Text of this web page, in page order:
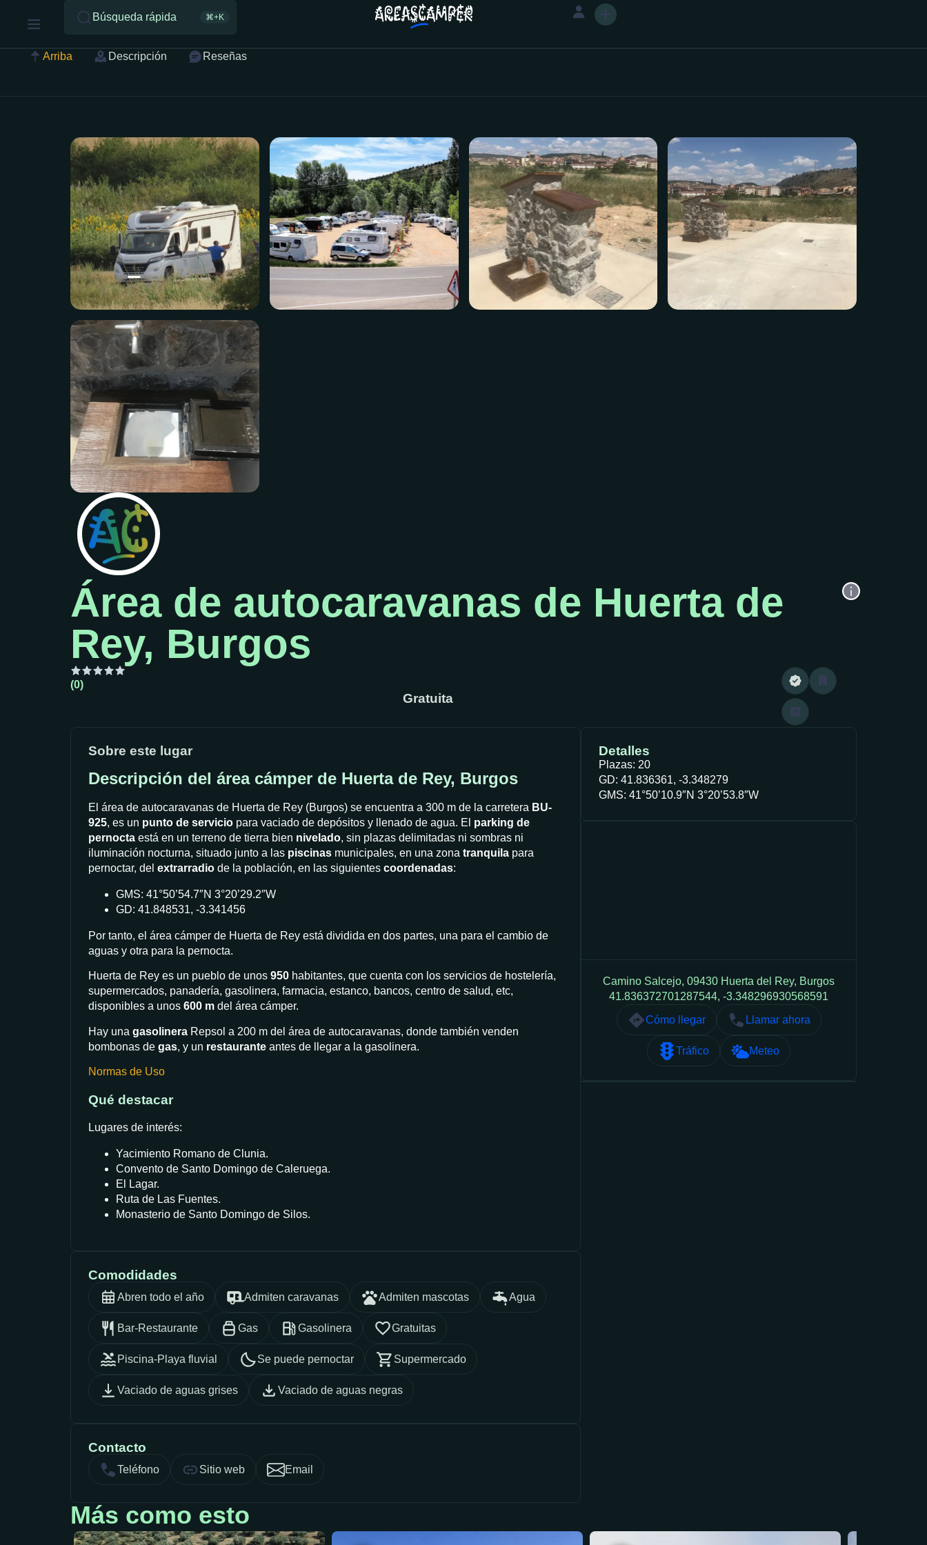
Búsqueda rápida ⌘+K
Arriba Descripción Reseñas
Área de autocaravanas de Huerta de
Rey, Burgos
(0)
Gratuita
Sobre este lugar
Descripción del área cámper de Huerta de Rey, Burgos
El área de autocaravanas de Huerta de Rey (Burgos) se encuentra a 300 m de la carretera BU-
925, es un punto de servicio para vaciado de depósitos y llenado de agua. El parking de
pernocta está en un terreno de tierra bien nivelado, sin plazas delimitadas ni sombras ni
iluminación nocturna, situado junto a las piscinas municipales, en una zona tranquila para
pernoctar, del extrarradio de la población, en las siguientes coordenadas:
GMS: 41°50’54.7″N 3°20’29.2″W
GD: 41.848531, -3.341456
Por tanto, el área cámper de Huerta de Rey está dividida en dos partes, una para el cambio de
aguas y otra para la pernocta.
Huerta de Rey es un pueblo de unos 950 habitantes, que cuenta con los servicios de hostelería,
supermercados, panadería, gasolinera, farmacia, estanco, bancos, centro de salud, etc,
disponibles a unos 600 m del área cámper.
Hay una gasolinera Repsol a 200 m del área de autocaravanas, donde también venden
bombonas de gas, y un restaurante antes de llegar a la gasolinera.
Normas de Uso
Qué destacar
Lugares de interés:
Yacimiento Romano de Clunia.
Convento de Santo Domingo de Caleruega.
El Lagar.
Ruta de Las Fuentes.
Monasterio de Santo Domingo de Silos.
Comodidades
Abren todo el año Admiten caravanas Admiten mascotas Agua
Bar-Restaurante Gas Gasolinera Gratuitas
Piscina-Playa fluvial Se puede pernoctar Supermercado
Vaciado de aguas grises Vaciado de aguas negras
Contacto
Teléfono Sitio web Email
Detalles
Plazas: 20
GD: 41.836361, -3.348279
GMS: 41°50’10.9″N 3°20’53.8″W
Camino Salcejo, 09430 Huerta del Rey, Burgos
41.836372701287544, -3.348296930568591
Cómo llegar
Llamar ahora
Tráfico Meteo
Más como esto